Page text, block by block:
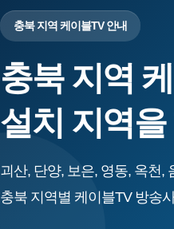
충북 지역 케이블TV 안내
충북 지역
설치 지역
괴산, 단양, 보은, 영동, 옥천,
충북 지역별 케이블TV 방송